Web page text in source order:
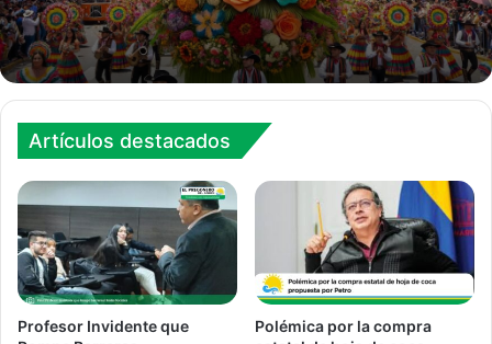
Artículos destacados
Profesor Invidente que
Polémica por la compra